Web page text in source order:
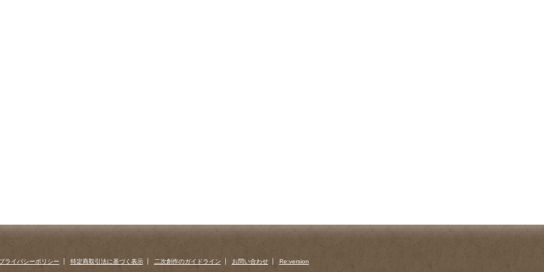
ライバシーポリシー 特定商取引法に基づく表示 二次創作のガイドライン お問い合わせ Re:version